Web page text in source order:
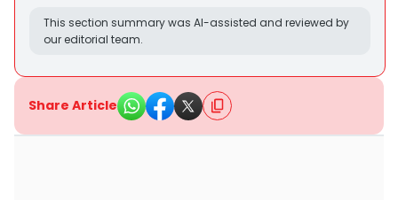
This section summary was AI-assisted and reviewed by
our editorial team.
Share Article